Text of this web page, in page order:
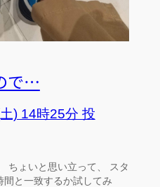
で…
) 14時25分 投
ちょいと思い立って、 スタ
と一致するか試してみ